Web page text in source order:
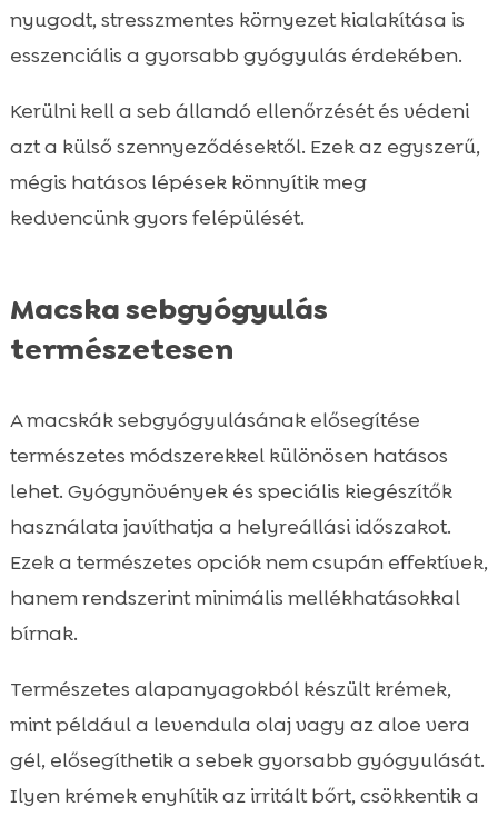
nyugodt, stresszmentes környezet kialakítása is
esszenciális a gyorsabb gyógyulás érdekében.
Kerülni kell a seb állandó ellenőrzését és védeni
azt a külső szennyeződésektől. Ezek az egyszerű,
mégis hatásos lépések könnyítik meg
kedvencünk gyors felépülését.
Macska sebgyógyulás
természetesen
A macskák sebgyógyulásának elősegítése
természetes módszerekkel különösen hatásos
lehet. Gyógynövények és speciális kiegészítők
használata javíthatja a helyreállási időszakot.
Ezek a természetes opciók nem csupán effektívek,
hanem rendszerint minimális mellékhatásokkal
bírnak.
Természetes alapanyagokból készült krémek,
mint például a levendula olaj vagy az aloe vera
gél, elősegíthetik a sebek gyorsabb gyógyulását.
Ilyen krémek enyhítik az irritált bőrt, csökkentik a